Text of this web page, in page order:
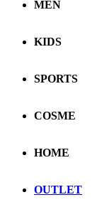
MEN
KIDS
SPORTS
COSME
HOME
OUTLET